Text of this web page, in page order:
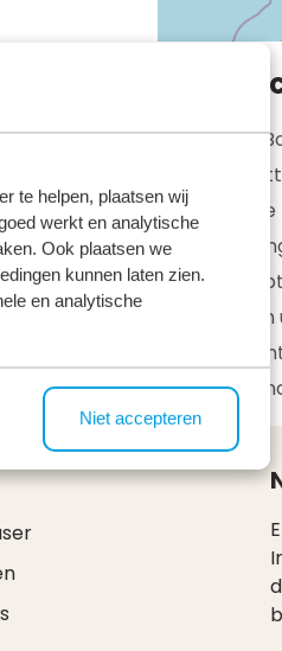
te helpen, plaatsen wij
werkt en analytische
Ook plaatsen we
kunnen laten zien.
en analytische
Niet accepteren
Der Resort
gelangen
dafür der
der Nähe
Kilometer
Kilometer